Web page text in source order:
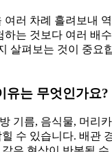
여러 차례 흘려보내 역
하는 것보다 여러 배수
살펴보는 것이 중요
유는 무엇인가요?
기름, 음식물, 머리카
수 있습니다. 배관